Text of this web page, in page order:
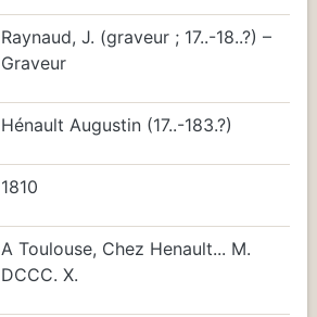
Raynaud, J. (graveur ; 17..-18..?) –
Graveur
Hénault Augustin (17..-183.?)
1810
A Toulouse, Chez Henault... M.
DCCC. X.